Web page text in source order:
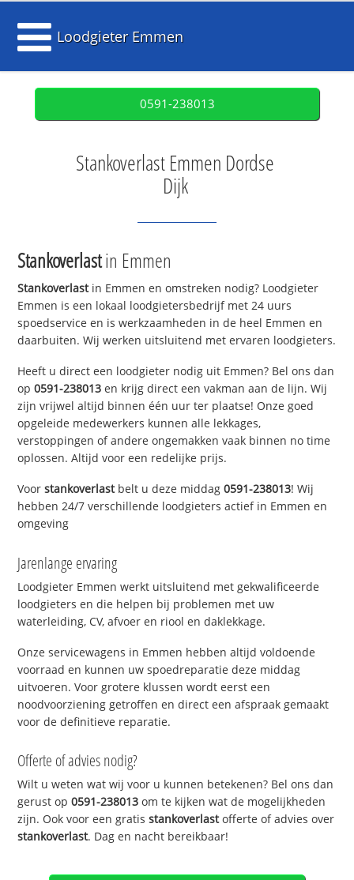
Loodgieter Emmen
0591-238013
Stankoverlast Emmen Dordse
Dijk
Stankoverlastin Emmen
Stankoverlastin Emmen en omstreken nodig? Loodgieter
Emmen is een lokaal loodgietersbedrijf met 24 uurs
spoedservice en is werkzaamheden in de heel Emmen en
daarbuiten. Wij werken uitsluitend met ervaren loodgieters.
Heeft u direct een loodgieter nodig uit Emmen? Bel ons dan
op0591-238013 en krijg direct een vakman aan de lijn. Wij
zijn vrijwel altijd binnen één uur ter plaatse! Onze goed
opgeleide medewerkers kunnen alle lekkages,
verstoppingen of andere ongemakken vaak binnen no time
oplossen. Altijd voor een redelijke prijs.
Voorstankoverlastbelt u deze middag0591-238013! Wij
hebben 24/7 verschillende loodgieters actief in Emmen en
omgeving
Jarenlange ervaring
Loodgieter Emmen werkt uitsluitend met gekwalificeerde
loodgieters en die helpen bij problemen met uw
waterleiding, CV, afvoer en riool en daklekkage.
Onze servicewagens in Emmen hebben altijd voldoende
voorraad en kunnen uw spoedreparatie deze middag
uitvoeren. Voor grotere klussen wordt eerst een
noodvoorziening getroffen en direct een afspraak gemaakt
voor de definitieve reparatie.
Offerte of advies nodig?
Wilt u weten wat wij voor u kunnen betekenen? Bel ons dan
gerust op0591-238013 om te kijken wat de mogelijkheden
zijn. Ook voor een gratisstankoverlastofferte of advies over
stankoverlast. Dag en nacht bereikbaar!